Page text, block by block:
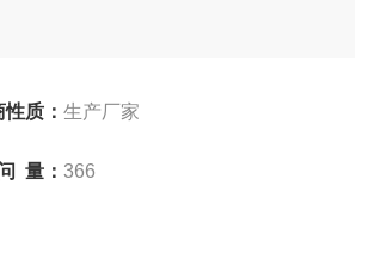
性质： 生产厂家
量： 366